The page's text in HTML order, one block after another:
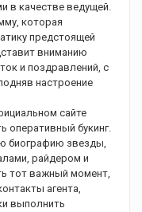
в качестве ведущей.
которая
предстоящей
вниманию
и поздравлений, с
настроение
сайте
оперативный букинг.
биографию звезды,
райдером и
тот важный момент,
агента,
выполнить